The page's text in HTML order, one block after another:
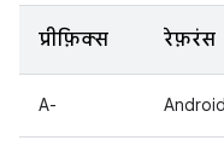
प्रीफ़िक्स रेफ़रंस
A-